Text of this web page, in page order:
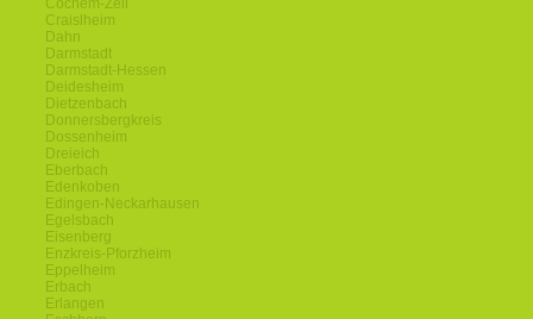
Cochem-Zell
Craislheim
Dahn
Darmstadt
Darmstadt-Hessen
Deidesheim
Dietzenbach
Donnersbergkreis
Dossenheim
Dreieich
Eberbach
Edenkoben
Edingen-Neckarhausen
Egelsbach
Eisenberg
Enzkreis-Pforzheim
Eppelheim
Erbach
Erlangen